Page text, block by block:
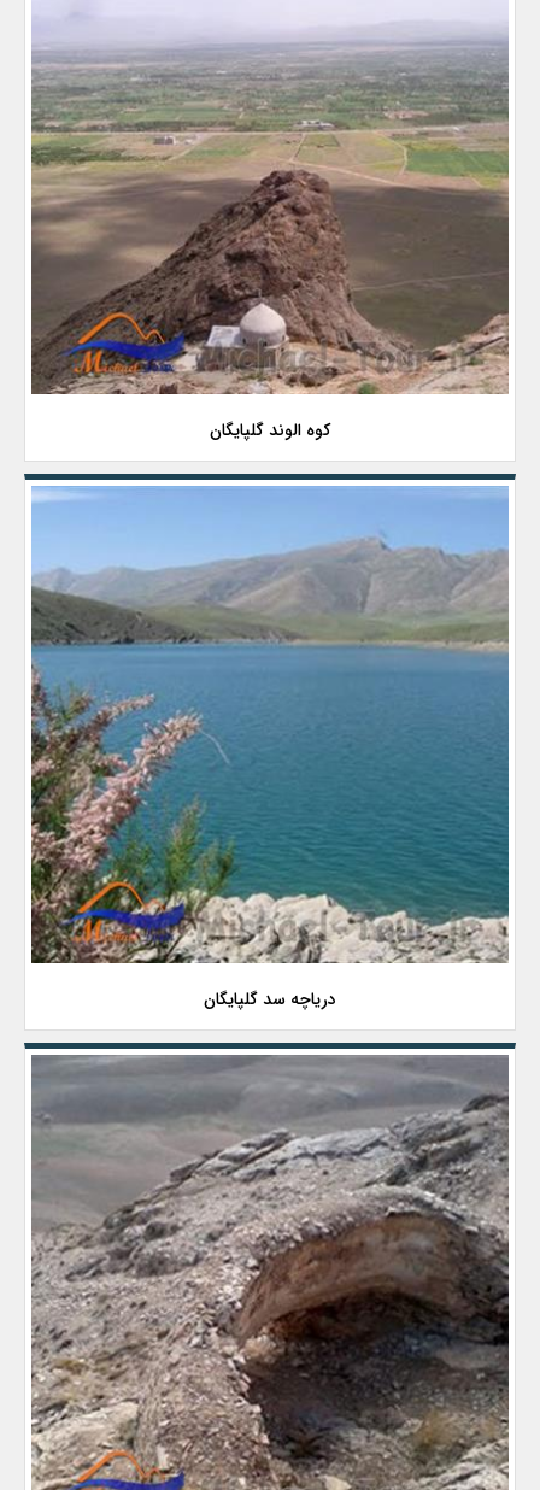
کوه الوند گلپایگان
دریاچه سد گلپایگان